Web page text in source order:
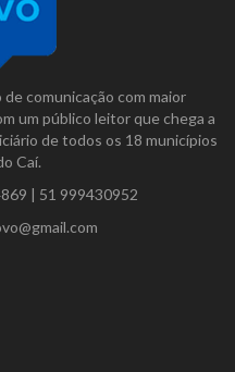
comunicação com maior
um público leitor que chega a
de todos os 18 municípios
Caí.
| 51 999430952